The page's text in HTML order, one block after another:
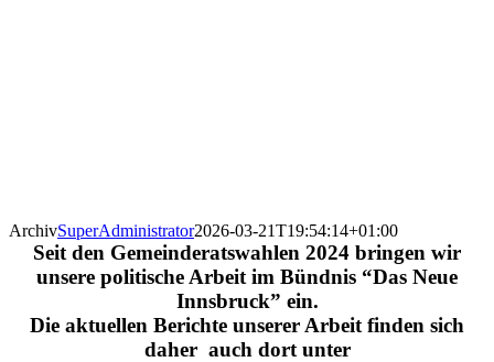
ArchivSuperAdministrator2026-03-21T19:54:14+01:00
Seit den Gemeinderatswahlen 2024 bringen wir
unsere politische Arbeit im Bündnis “Das Neue
Innsbruck” ein.
Die aktuellen Berichte unserer Arbeit finden sich
daher auch dort unter